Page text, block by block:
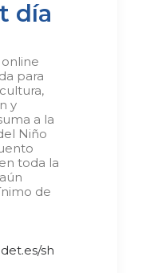
día
para
y
a la
Niño
toda la
de
sh